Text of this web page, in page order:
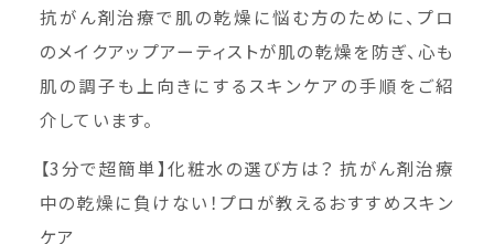
抗がん剤治療で肌の乾燥に悩む方のために、プロ
のメイクアップアーティストが肌の乾燥を防ぎ、心も
肌の調子も上向きにするスキンケアの手順をご紹
介しています。
【3分で超簡単】化粧水の選び方は？ 抗がん剤治療
中の乾燥に負けない！プロが教えるおすすめスキン
ケア